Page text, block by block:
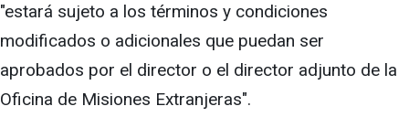
"estará sujeto a los términos y condiciones
modificados o adicionales que puedan ser
aprobados por el director o el director adjunto de la
Oficina de Misiones Extranjeras".